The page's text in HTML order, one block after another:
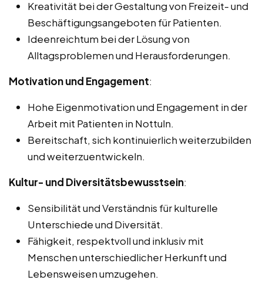
Kreativität bei der Gestaltung von Freizeit- und
Beschäftigungsangeboten für Patienten.
Ideenreichtum bei der Lösung von
Alltagsproblemen und Herausforderungen.
Motivation und Engagement:
Hohe Eigenmotivation und Engagement in der
Arbeit mit Patienten in Nottuln.
Bereitschaft, sich kontinuierlich weiterzubilden
und weiterzuentwickeln.
Kultur- und Diversitätsbewusstsein:
Sensibilität und Verständnis für kulturelle
Unterschiede und Diversität.
Fähigkeit, respektvoll und inklusiv mit
Menschen unterschiedlicher Herkunft und
Lebensweisen umzugehen.